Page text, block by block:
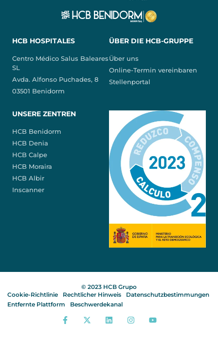
HCB HOSPITALES
Centro Médico Salus Baleares
SL
Avda. Alfonso Puchades, 8
03501 Benidorm
ÜBER DIE HCB-GRUPPE
Über uns
Online-Termin vereinbaren
Stellenportal
UNSERE ZENTREN
HCB Benidorm
HCB Denia
HCB Calpe
HCB Moraira
HCB Albir
Inscanner
© 2023 HCB Grupo
Cookie-Richtlinie
Rechtlicher Hinweis
Datenschutzbestimmungen
Entfernte Plattform
Beschwerdekanal